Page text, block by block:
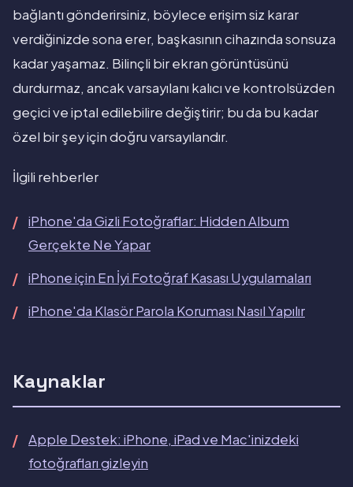
bağlantı gönderirsiniz, böylece erişim siz karar
verdiğinizde sona erer, başkasının cihazında sonsuza
kadar yaşamaz. Bilinçli bir ekran görüntüsünü
durdurmaz, ancak varsayılanı kalıcı ve kontrolsüzden
geçici ve iptal edilebilire değiştirir; bu da bu kadar
özel bir şey için doğru varsayılandır.
İlgili rehberler
iPhone'da Gizli Fotoğraflar: Hidden Album
Gerçekte Ne Yapar
iPhone için En İyi Fotoğraf Kasası Uygulamaları
iPhone'da Klasör Parola Koruması Nasıl Yapılır
Kaynaklar
Apple Destek: iPhone, iPad ve Mac'inizdeki
fotoğrafları gizleyin